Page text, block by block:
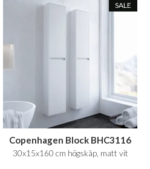
SALE
Copenhagen Block BHC3116
30x15x160 cm högskåp, matt vit